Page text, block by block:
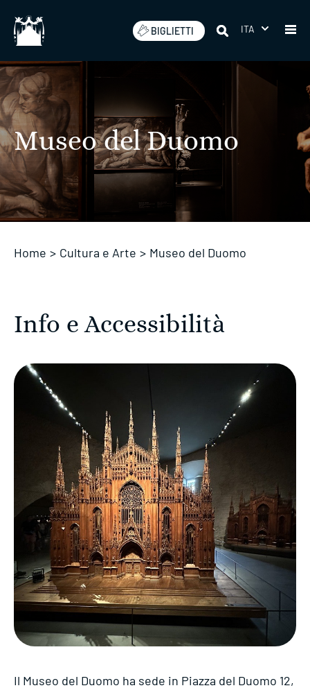
BIGLIETTI ITA
Museo del Duomo
Home > Cultura e Arte > Museo del Duomo
Info e Accessibilità
Il Museo del Duomo ha sede in Piazza del Duomo 12,